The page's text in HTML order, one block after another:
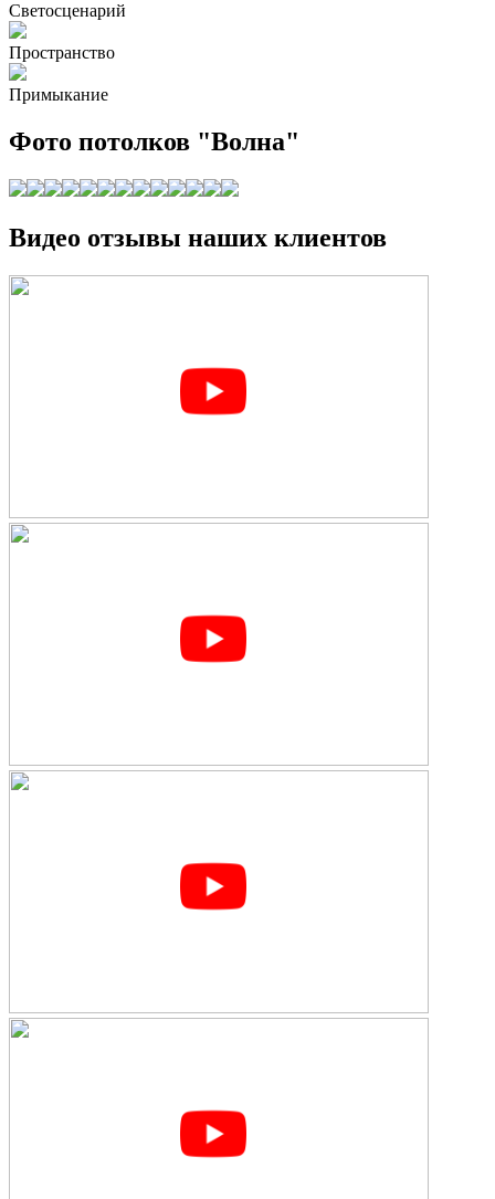
Светосценарий
Пространство
Примыкание
Фото потолков "Волна"
Видео отзывы наших клиентов